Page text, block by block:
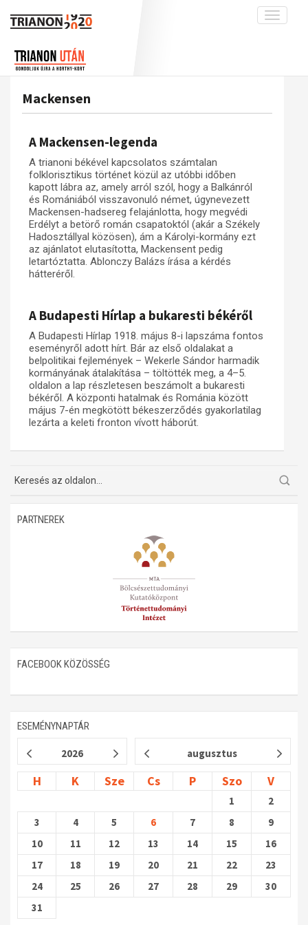
Toggle
A békerendszer megszilárdulása
Utókor és emlékezet
Galéria
Adatbázis
Emlékművek (feltöltés alatt)
Menekültek
Visszhang
Publikációk
Kapcsolat
Trianon-kommentár
A trianoni szerződés
Mackensen
A Mackensen-legenda
A trianoni békével kapcsolatos számtalan
folklorisztikus történet közül az utóbbi időben
kapott lábra az, amely arról szól, hogy a Balkánról
és Romániából visszavonuló német, úgynevezett
Mackensen-hadsereg felajánlotta, hogy megvédi
Erdélyt a betörő román csapatoktól (akár a Székely
Hadosztállyal közösen), ám a Károlyi-kormány ezt
az ajánlatot elutasította, Mackensent pedig
letartóztatta. Ablonczy Balázs írása a kérdés
hátteréről.
A Budapesti Hírlap a bukaresti békéről
A Budapesti Hírlap 1918. május 8-i lapszáma fontos
eseményről adott hírt. Bár az első oldalakat a
belpolitikai fejlemények – Wekerle Sándor harmadik
kormányának átalakítása – töltötték meg, a 4–5.
oldalon a lap részletesen beszámolt a bukaresti
békéről. A központi hatalmak és Románia között
május 7-én megkötött békeszerződés gyakorlatilag
lezárta a keleti fronton vívott háborút.
PARTNEREK
FACEBOOK KÖZÖSSÉG
ESEMÉNYNAPTÁR
2026 augusztus
H K Sze Cs P Szo V
1
2
3
4 5 6 7 8
9
10
11 12 13 14 15
16
17
18 19 20 21 22
23
24
25 26 27 28 29
30
31